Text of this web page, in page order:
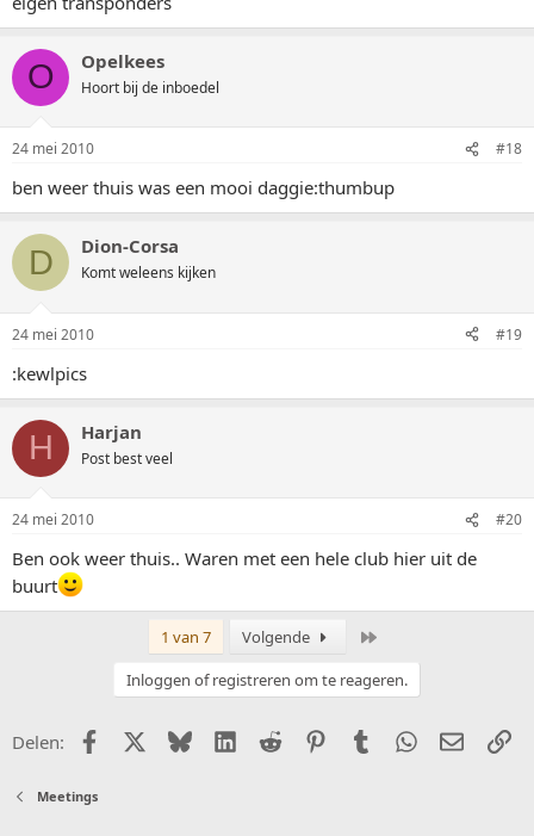
O Opelkees
Hoort bij de inboedel
24 mei 2010 #18
ben weer thuis was een mooi daggie:thumbup
D Dion-Corsa
Komt weleens kijken
24 mei 2010 #19
:kewlpics
H Harjan
Post best veel
24 mei 2010 #20
Ben ook weer thuis.. Waren met een hele club hier uit de
buurt
1 van 7 Volgende
Inloggen of registreren om te reageren.
Delen: FacebookX (Twitter)
BlueskyLinkedIn
Reddit PinterestTumblr WhatsApp
E-mail
Meetings